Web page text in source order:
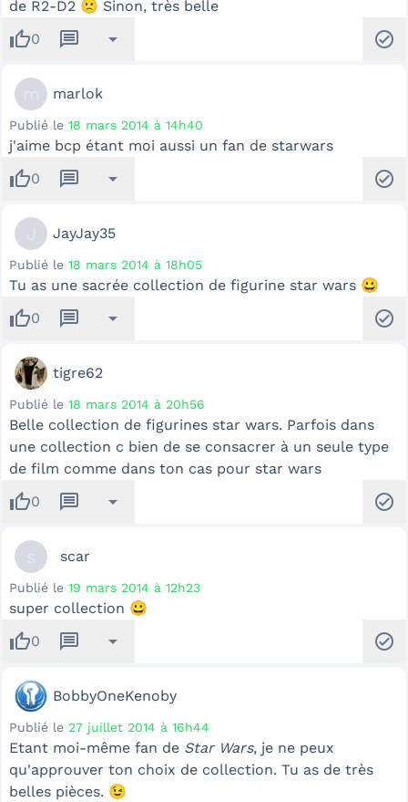
de R2-D2 🙁 Sinon, très belle
thumb_up0 message arrow_drop_down check_circle
marlok
Publié le 18 mars 2014 à 14h40
j'aime bcp étant moi aussi un fan de starwars
thumb_up0 message arrow_drop_down check_circle
JayJay35
Publié le 18 mars 2014 à 18h05
Tu as une sacrée collection de figurine star wars 😀
thumb_up0 message arrow_drop_down check_circle
tigre62
Publié le 18 mars 2014 à 20h56
Belle collection de figurines star wars. Parfois dans
une collection c bien de se consacrer à un seule type
de film comme dans ton cas pour star wars
thumb_up0 message arrow_drop_down check_circle
scar
Publié le 19 mars 2014 à 12h23
super collection 😀
thumb_up0 message arrow_drop_down check_circle
BobbyOneKenoby
Publié le 27 juillet 2014 à 16h44
Etant moi-même fan de Star Wars, je ne peux
qu'approuver ton choix de collection. Tu as de très
belles pièces. 😉